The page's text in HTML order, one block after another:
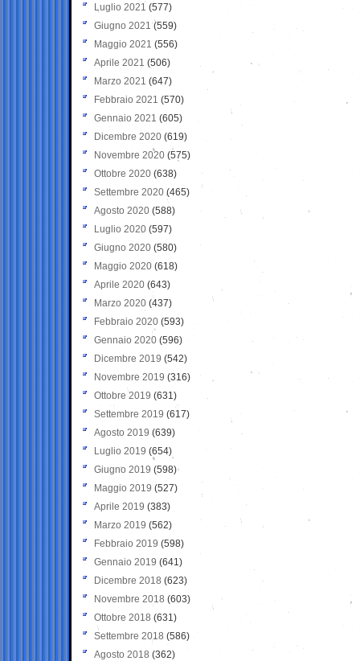
Luglio 2021 (577)
Giugno 2021(559)
Maggio 2021 (556)
Aprile 2021 (506)
Marzo 2021 (647)
Febbraio 2021 (570)
Gennaio 2021 (605)
Dicembre 2020 (619)
Novembre 2020 (575)
Ottobre 2020 (638)
Settembre 2020(465)
Agosto 2020 (588)
Luglio 2020 (597)
Giugno 2020 (580)
Maggio 2020 (618)
Aprile 2020 (643)
Marzo 2020 (437)
Febbraio 2020 (593)
Gennaio 2020 (596)
Dicembre 2019 (542)
Novembre 2019 (316)
Ottobre 2019 (631)
Settembre 2019 (617)
Agosto 2019 (639)
Luglio 2019 (654)
Giugno 2019 (598)
Maggio 2019 (527)
Aprile 2019 (383)
Marzo 2019 (562)
Febbraio 2019 (598)
Gennaio 2019 (641)
Dicembre 2018 (623)
Novembre 2018 (603)
Ottobre 2018 (631)
Settembre 2018 (586)
Agosto 2018 (362)